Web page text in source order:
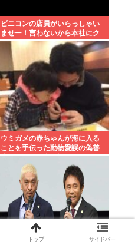
ビニコンの店員がいらっしゃい
ませー！言わないから本社にク
レームいれてやりましたよ！
www
ウミガメの赤ちゃんが海に入る
ことを手伝った動物愛誤の偽善
者、最悪の結末を迎える
トップ サイドバー